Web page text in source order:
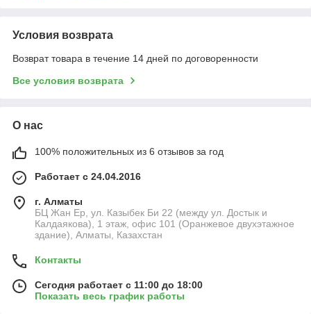
Условия возврата
Возврат товара в течение 14 дней по договоренности
Все условия возврата
О нас
100% положительных из 6 отзывов за год
Работает с 24.04.2016
г. Алматы
БЦ Жан Ер, ул. Казыбек Би 22 (между ул. Достык и
Калдаякова), 1 этаж, офис 101 (Оранжевое двухэтажное
здание), Алматы, Казахстан
Контакты
Сегодня работает с 11:00 до 18:00
Показать весь график работы